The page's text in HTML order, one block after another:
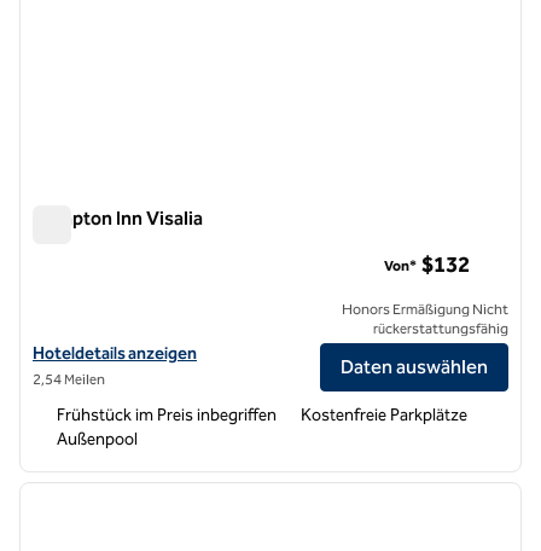
Hampton Inn Visalia
Hoteldetails für Hampton Inn Visalia anzeigen
Hoteldetails anzeigen
2,54 Meilen
Von* $132
Honors Ermäßigung Nicht
rückerstattungsfähig
Daten auswählen
Frühstück im Preis inbegriffen
Kostenfreie Parkplätze
Außenpool
1 von 12